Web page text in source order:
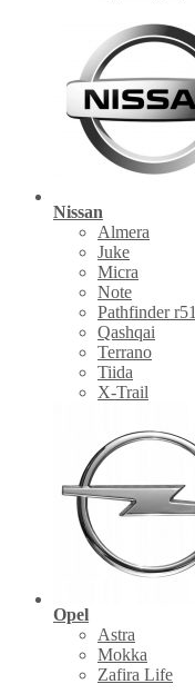
Nissan
Almera
Juke
Micra
Note
Pathfinder r51
Qashqai
Terrano
Tiida
X-Trail
Opel
Astra
Mokka
Zafira Life